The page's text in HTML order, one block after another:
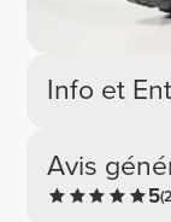
Info et
Avis
5